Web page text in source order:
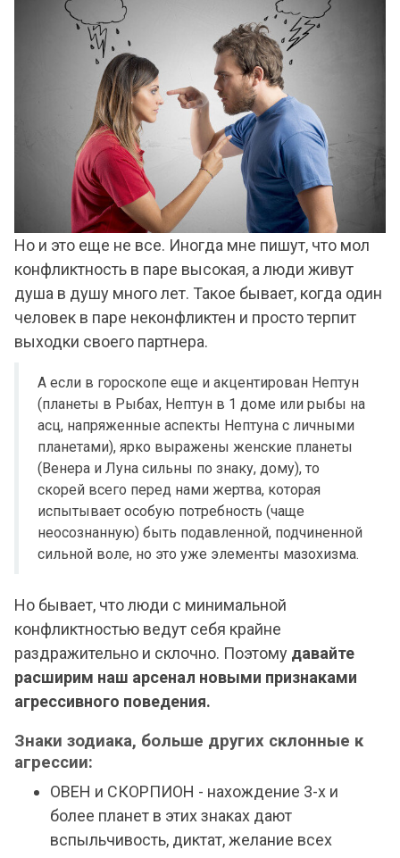
Но и это еще не все. Иногда мне пишут, что мол
конфликтность в паре высокая, а люди живут
душа в душу много лет. Такое бывает, когда один
человек в паре неконфликтен и просто терпит
выходки своего партнера.
А если в гороскопе еще и акцентирован Нептун
(планеты в Рыбах, Нептун в 1 доме или рыбы на
асц, напряженные аспекты Нептуна с личными
планетами), ярко выражены женские планеты
(Венера и Луна сильны по знаку, дому), то
скорей всего перед нами жертва, которая
испытывает особую потребность (чаще
неосознанную) быть подавленной, подчиненной
сильной воле, но это уже элементы мазохизма.
Но бывает, что люди с минимальной
конфликтностью ведут себя крайне
раздражительно и склочно. Поэтому давайте
расширим наш арсенал новыми признаками
агрессивного поведения.
Знаки зодиака, больше других склонные к
агрессии:
ОВЕН и СКОРПИОН - нахождение 3-х и
более планет в этих знаках дают
вспыльчивость, диктат, желание всех